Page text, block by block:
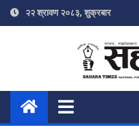
Skip
to
२२ श्रावण २०८३, शुक्रबार
Sahara Times
Online News Portal